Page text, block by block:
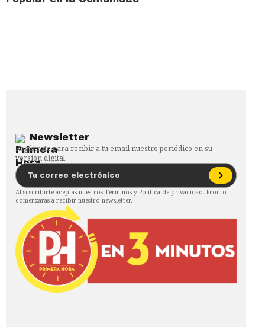
Newsletter
Regístrate para recibir a tu email nuestro periódico en su
versión digital.
Al suscribirte aceptas nuestros Términos y Política de privacidad. Pronto
comenzarás a recibir nuestro newsletter.